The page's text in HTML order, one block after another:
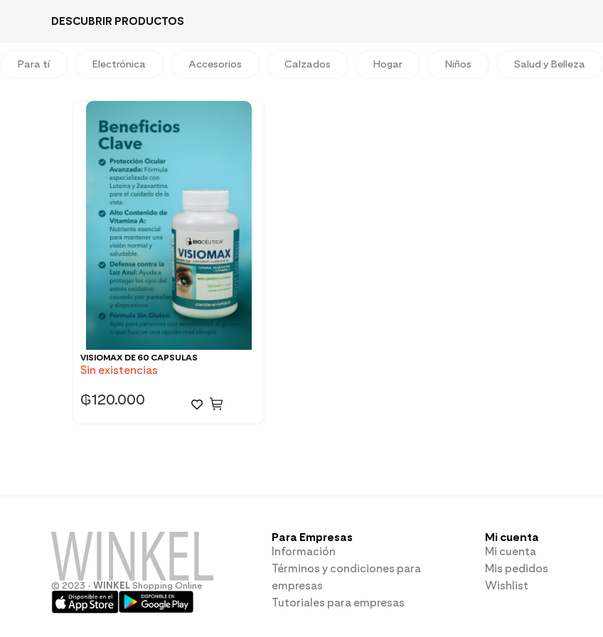
DESCUBRIR PRODUCTOS
Para tí Electrónica Accesorios Calzados Hogar Niños Salud y Belleza
VISIOMAX DE 60 CAPSULAS
Sin existencias
₲120.000
© 2023 - WINKEL Shopping Online
Para Empresas
Información
Términos y condiciones para
empresas
Tutoriales para empresas
Mi cuenta
Mi cuenta
Mis pedidos
Wishlist